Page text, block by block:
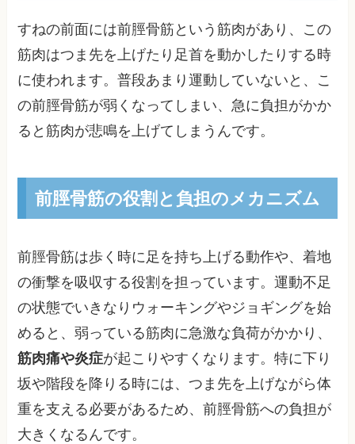
すねの前面には前脛骨筋という筋肉があり、この
筋肉はつま先を上げたり足首を動かしたりする時
に使われます。普段あまり運動していないと、こ
の前脛骨筋が弱くなってしまい、急に負担がかか
ると筋肉が悲鳴を上げてしまうんです。
前脛骨筋の役割と負担のメカニズム
前脛骨筋は歩く時に足を持ち上げる動作や、着地
の衝撃を吸収する役割を担っています。運動不足
の状態でいきなりウォーキングやジョギングを始
めると、弱っている筋肉に急激な負荷がかかり、
筋肉痛や炎症が起こりやすくなります。特に下り
坂や階段を降りる時には、つま先を上げながら体
重を支える必要があるため、前脛骨筋への負担が
大きくなるんです。